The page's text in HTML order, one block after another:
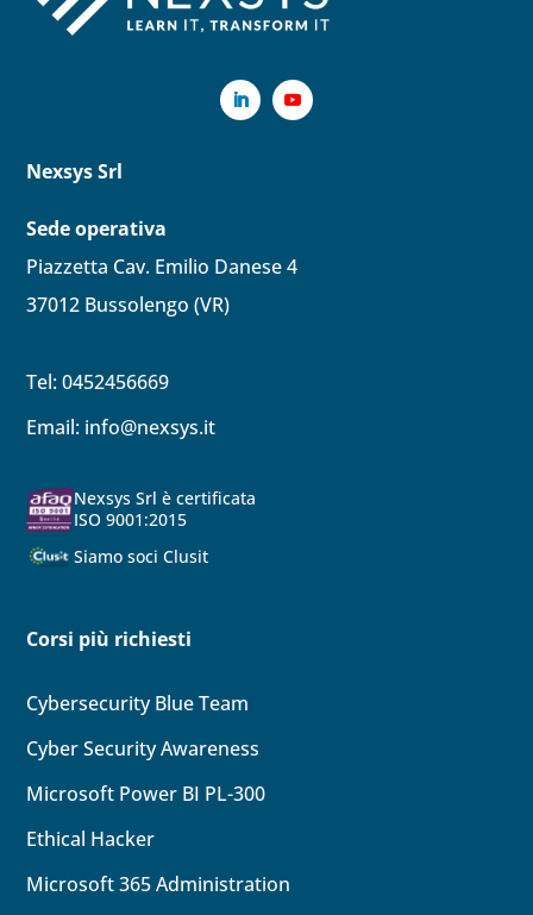
Nexsys Srl
Sede operativa
Piazzetta Cav. Emilio Danese 4
37012 Bussolengo (VR)
Tel: 0452456669
Email: info@nexsys.it
Nexsys Srl è certificata
ISO 9001:2015
Siamo soci Clusit
Corsi più richiesti
Cybersecurity Blue Team
Cyber Security Awareness
Microsoft Power BI PL-300
Ethical Hacker
Microsoft 365 Administration